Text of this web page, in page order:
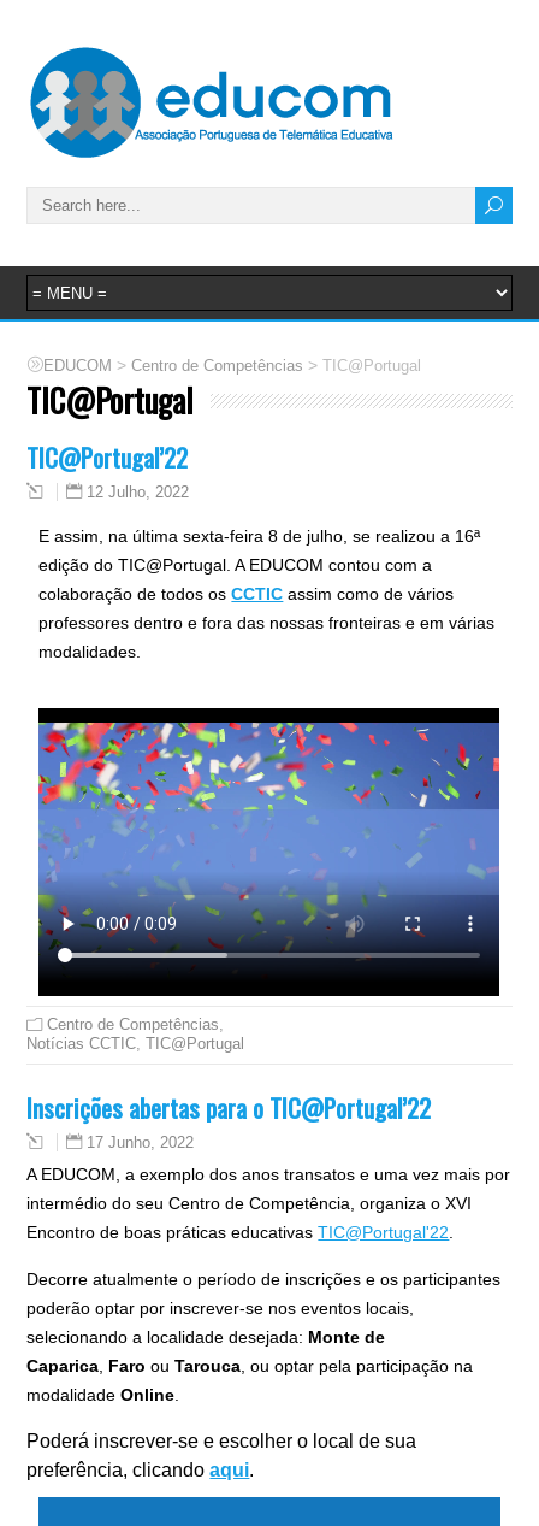
EDUCOM >Centro de Competências > TIC@Portugal
TIC@Portugal
TIC@Portugal’22
12 Julho, 2022
E assim, na última sexta-feira 8 de julho, se realizou a 16ª
edição do TIC@Portugal. A EDUCOM contou com a
colaboração de todos osCCTIC assim como de vários
professores dentro e fora das nossas fronteiras e em várias
modalidades.
Centro de Competências,
Notícias CCTIC,TIC@Portugal
Inscrições abertas para o TIC@Portugal’22
17 Junho, 2022
A EDUCOM, a exemplo dos anos transatos e uma vez mais por
intermédio do seu Centro de Competência, organiza o XVI
Encontro de boas práticas educativasTIC@Portugal'22.
Decorre atualmente o período de inscrições e os participantes
poderão optar por inscrever-se nos eventos locais,
selecionando a localidade desejada: Monte de
Caparica, Faro ouTarouca, ou optar pela participação na
modalidadeOnline.
Poderá inscrever-se e escolher o local de sua
preferência, clicandoaqui.